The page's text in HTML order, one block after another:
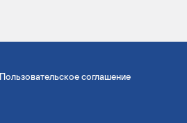
Пользовательское соглашение